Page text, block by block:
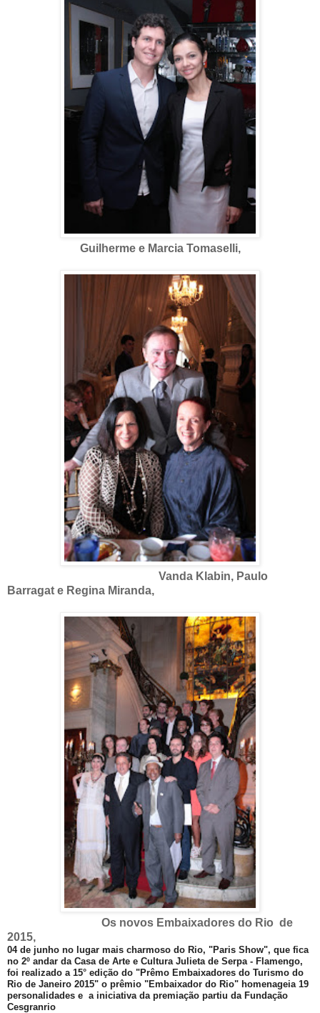
Guilherme e Marcia Tomaselli,
Vanda Klabin, Paulo
Barragat e Regina Miranda,
Os novos Embaixadores do Rio de
2015,
04 de junho no lugar mais charmoso do Rio, "Paris Show", que fica
no 2º andar da Casa de Arte e Cultura Julieta de Serpa - Flamengo,
foi realizado a 15° edição do "Prêmo Embaixadores do Turismo do
Rio de Janeiro 2015" o prêmio "Embaixador do Rio" homenageia 19
personalidades e a iniciativa da premiação partiu da Fundação
Cesgranrio